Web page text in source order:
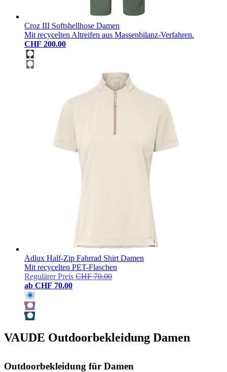
Croz III Softshellhose Damen
Mit recycelten Altreifen aus Massenbilanz-Verfahren.
CHF 200.00
Adlux Half-Zip Fahrrad Shirt Damen
Mit recycelten PET-Flaschen
Regulärer Preis CHF 70.00
ab CHF 70.00
VAUDE Outdoorbekleidung Damen
Outdoorbekleidung für Damen